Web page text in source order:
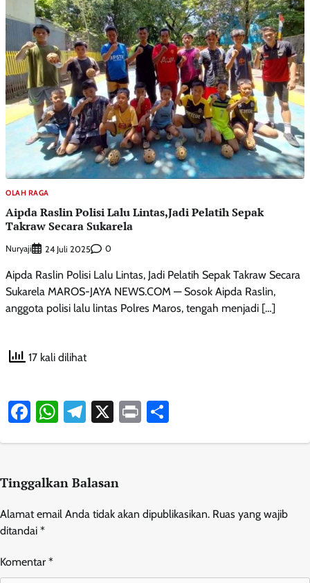
OLAH RAGA
Aipda Raslin Polisi Lalu Lintas,Jadi Pelatih Sepak
Takraw Secara Sukarela
Nuryaji 24 Juli 2025 0
Aipda Raslin Polisi Lalu Lintas, Jadi Pelatih Sepak Takraw Secara
Sukarela MAROS-JAYA NEWS.COM — Sosok Aipda Raslin,
anggota polisi lalu lintas Polres Maros, tengah menjadi […]
17 kali dilihat
Facebook
WhatsApp
Telegram
X Print
Tinggalkan Balasan
Alamat email Anda tidak akan dipublikasikan. Ruas yang wajib
ditandai *
Komentar *